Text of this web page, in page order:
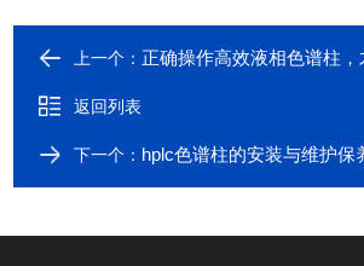
上一个： 正确操作高效液相色谱柱，才
返回列表
下一个： hplc色谱柱的安装与维护保